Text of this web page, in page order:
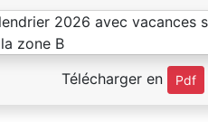
Télécharger en Pdf